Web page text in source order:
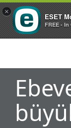
×
ESET
FREE -